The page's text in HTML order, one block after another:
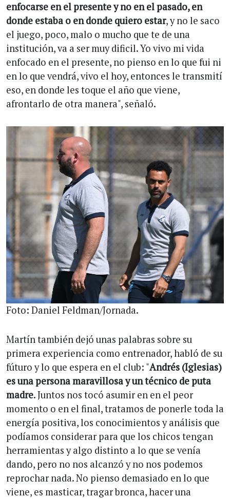
enfocarse en el presente y no en el pasado, en
donde estaba o en donde quiero estar, y no le saco
el juego, poco, malo o mucho que te de una
institución, va a ser muy dificil. Yo vivo mi vida
enfocado en el presente, no pienso en lo que fui ni
en lo que vendrá, vivo el hoy, entonces le transmití
eso, en donde les toque el año que viene,
afrontarlo de otra manera", señaló.
Foto: Daniel Feldman/Jornada.
Martín también dejó unas palabras sobre su
primera experiencia como entrenador, habló de su
fúturo y lo que espera en el club: "Andrés (Iglesias)
es una persona maravillosa y un técnico de puta
madre. Juntos nos tocó asumir en en el peor
momento o en el final, tratamos de ponerle toda la
energía positiva, los conocimientos y análisis que
podíamos considerar para que los chicos tengan
herramientas y algo distinto a lo que se venía
dando, pero no nos alcanzó y no nos podemos
reprochar nada. No pienso demasiado en lo que
viene, es masticar, tragar bronca, hacer una